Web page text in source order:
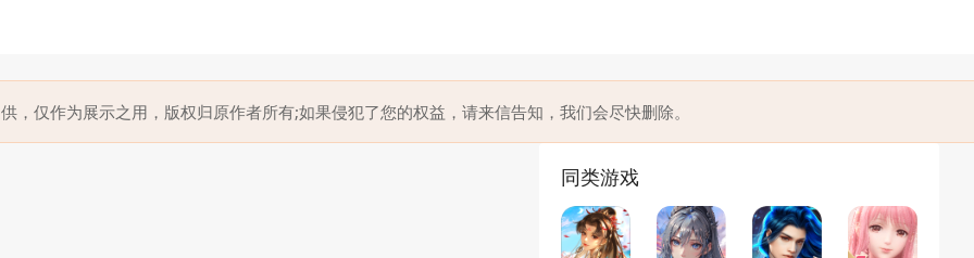
仅作为展示之用，版权归原作者所有;如果侵犯了您的权益，请来信告知，我们会尽快删除。
同类游戏